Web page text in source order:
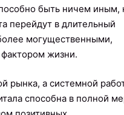
быть ничем иным,
перейдут в длительный
могущественными,
жизни.
рынка, а системной
способна в полной